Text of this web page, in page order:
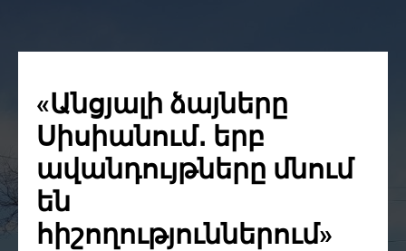
«Անցյալի ձայները
Սիսիանում․ երբ
ավանդույթները մնում
են
հիշողություններում»